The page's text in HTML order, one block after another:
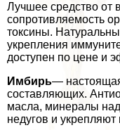
Лучшее средство от
сопротивляемость
токсины.
укрепления
доступен по цене и
Имбирь—
составляющих.
масла, минералы
недугов и